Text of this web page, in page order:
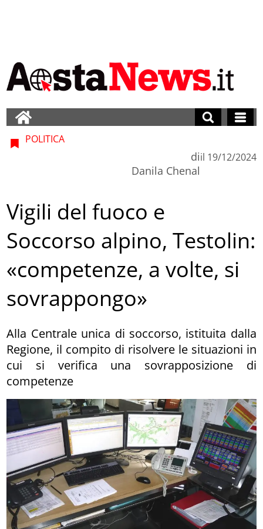
POLITICA
di
Danila Chenal
il 19/12/2024
Vigili del fuoco e
Soccorso alpino, Testolin:
«competenze, a volte, si
sovrappongo»
Alla Centrale unica di soccorso, istituita dalla
Regione, il compito di risolvere le situazioni in
cui si verifica una sovrapposizione di
competenze